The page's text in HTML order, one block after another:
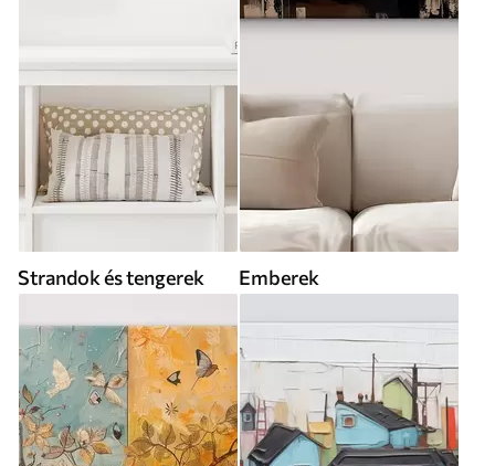
Strandok és tengerek Emberek